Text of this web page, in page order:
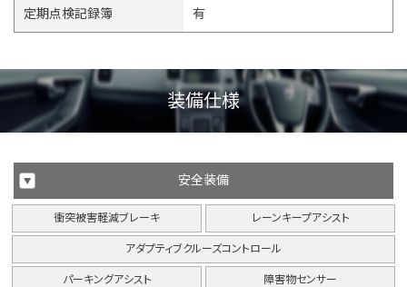
定期点検記録簿 有
装備仕様
安全装備
衝突被害軽減ブレーキ
アダプティブクルーズコントロール
レーンキープアシスト
パーキングアシスト 障害物センサー